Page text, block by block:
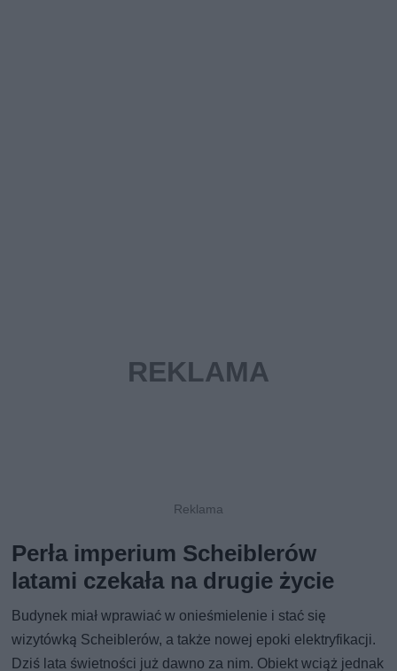
Perła imperium Scheiblerów
latami czekała na drugie życie
Budynek miał wprawiać w onieśmielenie i stać się
wizytówką Scheiblerów, a także nowej epoki elektryfikacji.
Dziś lata świetności już dawno za nim. Obiekt wciąż jednak